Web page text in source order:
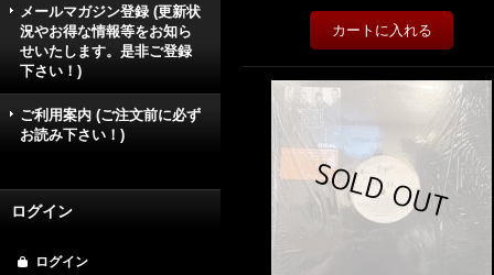
メールマガジン登録 (更新状
況やお得な情報等をお知ら
せいたします。是非ご登録
下さい！)
ご利用案内 (ご注文前に必ず
お読み下さい！)
ログイン
ログイン